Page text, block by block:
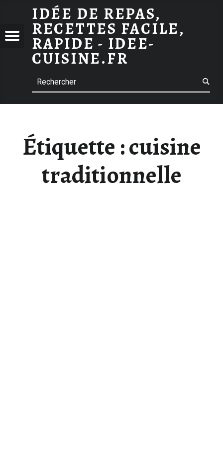
ARCHIVES DES CUISINE TRADITIONNELLE
IDÉE DE REPAS,
RECETTES FACILE,
RAPIDE - IDEE-
CUISINE.FR
Menu
Étiquette :cuisine
traditionnelle